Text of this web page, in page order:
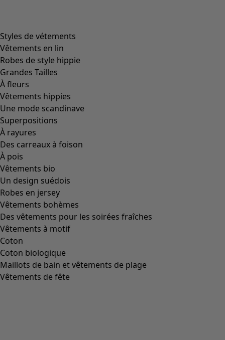
Styles de vétements
Vêtements en lin
Robes de style hippie
Grandes Tailles
À fleurs
Vêtements hippies
Une mode scandinave
Superpositions
À rayures
Des carreaux à foison
À pois
Vêtements bio
Un design suédois
Robes en jersey
Vêtements bohèmes
Des vêtements pour les soirées fraîches
Vêtements à motif
Coton
Coton biologique
Maillots de bain et vêtements de plage
Vêtements de fête